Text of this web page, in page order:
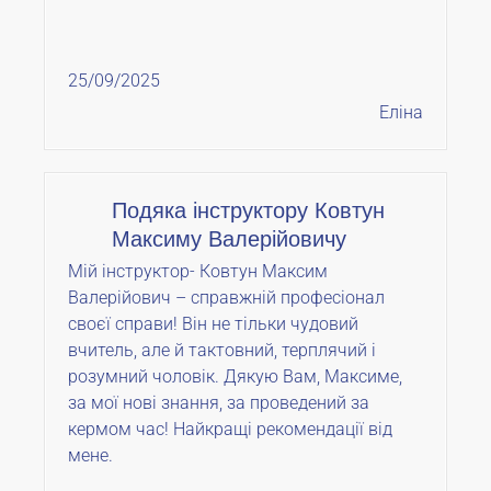
25/09/2025
Еліна
Подяка інструктору Ковтун
Максиму Валерійовичу
Мій інструктор- Ковтун Максим
Валерійович – справжній професіонал
своєї справи! Він не тільки чудовий
вчитель, але й тактовний, терплячий і
розумний чоловік. Дякую Вам, Максиме,
за мої нові знання, за проведений за
кермом час! Найкращі рекомендації від
мене.